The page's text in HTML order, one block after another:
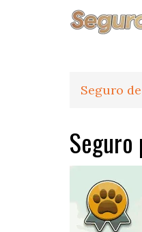
Seguro